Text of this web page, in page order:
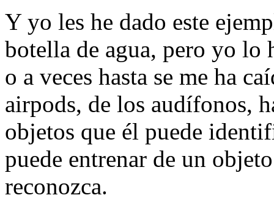
Y yo les he dado este
botella de agua, pero yo
o a veces hasta se me ha
airpods, de los audífonos,
objetos que él puede
puede entrenar de un
reconozca.